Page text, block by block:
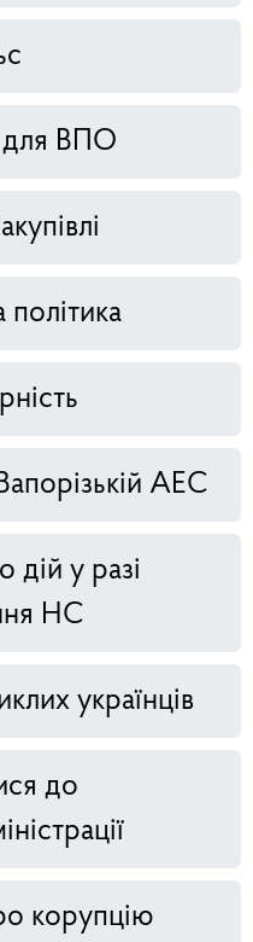
для ВПО
політика
Запорізькій АЕС
дій у разі
НС
українців
до
корупцію